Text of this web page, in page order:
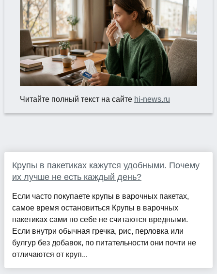
Читайте полный текст на сайте hi-news.ru
Крупы в пакетиках кажутся удобными. Почему
их лучше не есть каждый день?
Если часто покупаете крупы в варочных пакетах,
самое время остановиться Крупы в варочных
пакетиках сами по себе не считаются вредными.
Если внутри обычная гречка, рис, перловка или
булгур без добавок, по питательности они почти не
отличаются от круп...